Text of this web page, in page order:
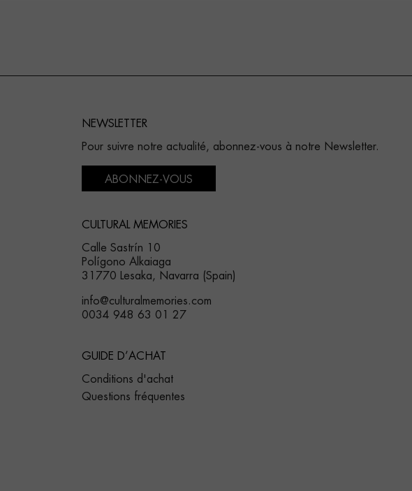
NEWSLETTER
Pour suivre notre actualité, abonnez-vous à notre Newsletter.
ABONNEZ-VOUS
CULTURAL MEMORIES
Calle Sastrín 10
Polígono Alkaiaga
31770 Lesaka, Navarra (Spain)
info@culturalmemories.com
0034 948 63 01 27
GUIDE D’ACHAT
Conditions d'achat
Questions fréquentes